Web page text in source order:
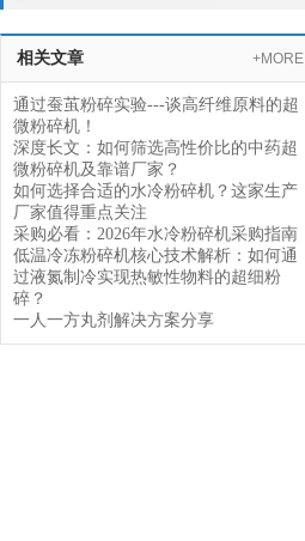
相关文章 +MORE
通过蚕茧粉碎实验---谈高纤维原料的超
微粉碎机！
深度长文：如何筛选高性价比的中药超
微粉碎机及靠谱厂家？
如何选择合适的水冷粉碎机？这家生产
厂家值得重点关注
采购必看：2026年水冷粉碎机采购指南
低温冷冻粉碎机核心技术解析：如何通
过液氮制冷实现热敏性物料的超细粉
碎？
一人一方丸剂解决方案分享